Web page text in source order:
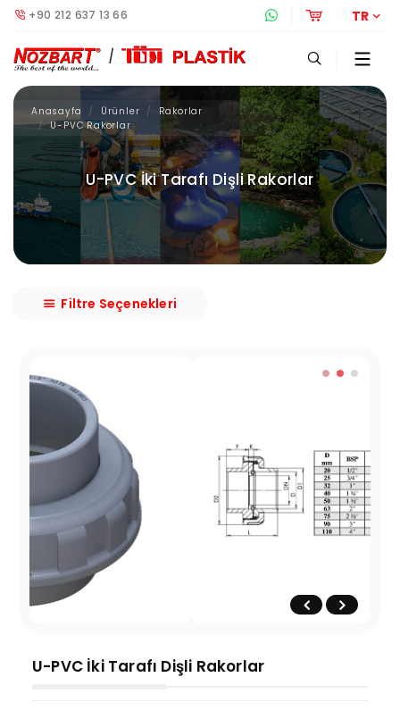
+90 212 637 13 66 WhatsappOnline
TR
U-PVC İki Tarafı Dişli Rakorlar
Anasayfa Ürünler
Rakorlar
U-PVC Rakorlar
U-PVC İki Tarafı Dişli Rakorlar
Filtre Seçenekleri